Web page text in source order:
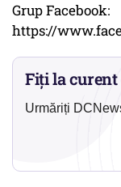
Grup Facebook:
https://
Fiți la
Urmăriți